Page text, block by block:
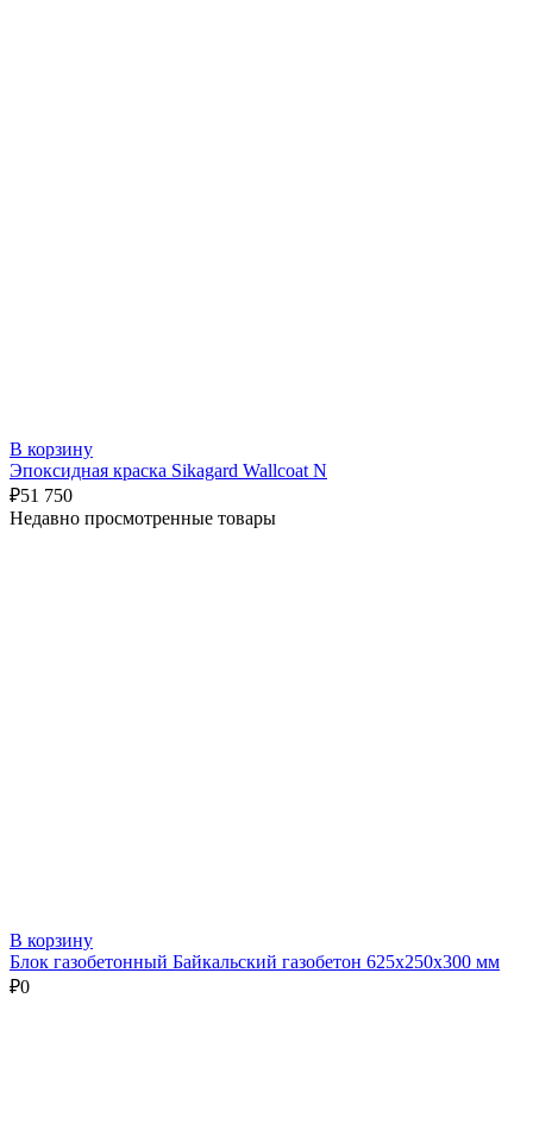
В корзину
Эпоксидная краска Sikagard Wallcoat N
₽51 750
Недавно просмотренные товары
В корзину
Блок газобетонный Байкальский газобетон 625х250х300 мм
₽0